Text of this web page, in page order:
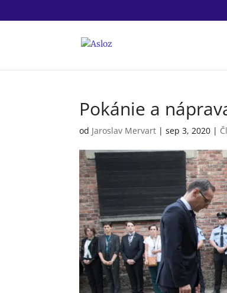
Pokánie a
od Jaroslav Mervart |sep 3, 2020 |